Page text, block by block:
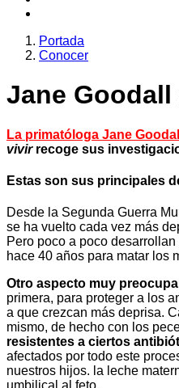
Portada
Conocer
Jane
La primatóloga Jane Goodall
vivirrecoge sus
Estas son sus principales
Desde la Segunda Guerra
se ha vuelto cada vez más
Pero poco a poco
hace 40 años para matar los
Otro aspecto muy
primera, para proteger a los
a que crezcan más deprisa.
mismo, de hecho con los
resistentes a ciertos
afectados por todo este
nuestros hijos. la leche